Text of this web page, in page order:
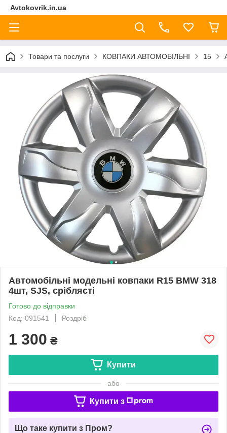
Avtokovrik.in.ua
Товари та послуги КОВПАКИ АВТОМОБІЛЬНІ 15
Автомобільні модельні ковпаки R15 BMW 318
4шт, SJS, сріблясті
Готово до відправки
Код: 091541
Роздріб
1 300 ₴
Купити
або
Купити з
Що таке купити з Пром?